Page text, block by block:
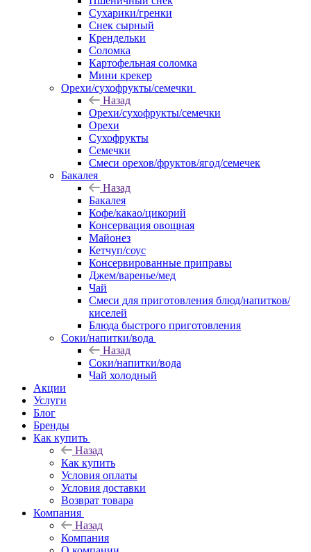
Сухарики/гренки
Снек сырный
Крендельки
Соломка
Картофельная соломка
Мини крекер
Орехи/сухофрукты/семечки
Назад
Орехи/сухофрукты/семечки
Орехи
Сухофрукты
Семечки
Смеси орехов/фруктов/ягод/семечек
Бакалея
Назад
Бакалея
Кофе/какао/цикорий
Консервация овощная
Майонез
Кетчуп/соус
Консервированные приправы
Джем/варенье/мед
Чай
Смеси для приготовления блюд/напитков/
киселей
Блюда быстрого приготовления
Соки/напитки/вода
Назад
Соки/напитки/вода
Чай холодный
Акции
Услуги
Блог
Бренды
Как купить
Назад
Как купить
Условия оплаты
Условия доставки
Возврат товара
Компания
Назад
Компания